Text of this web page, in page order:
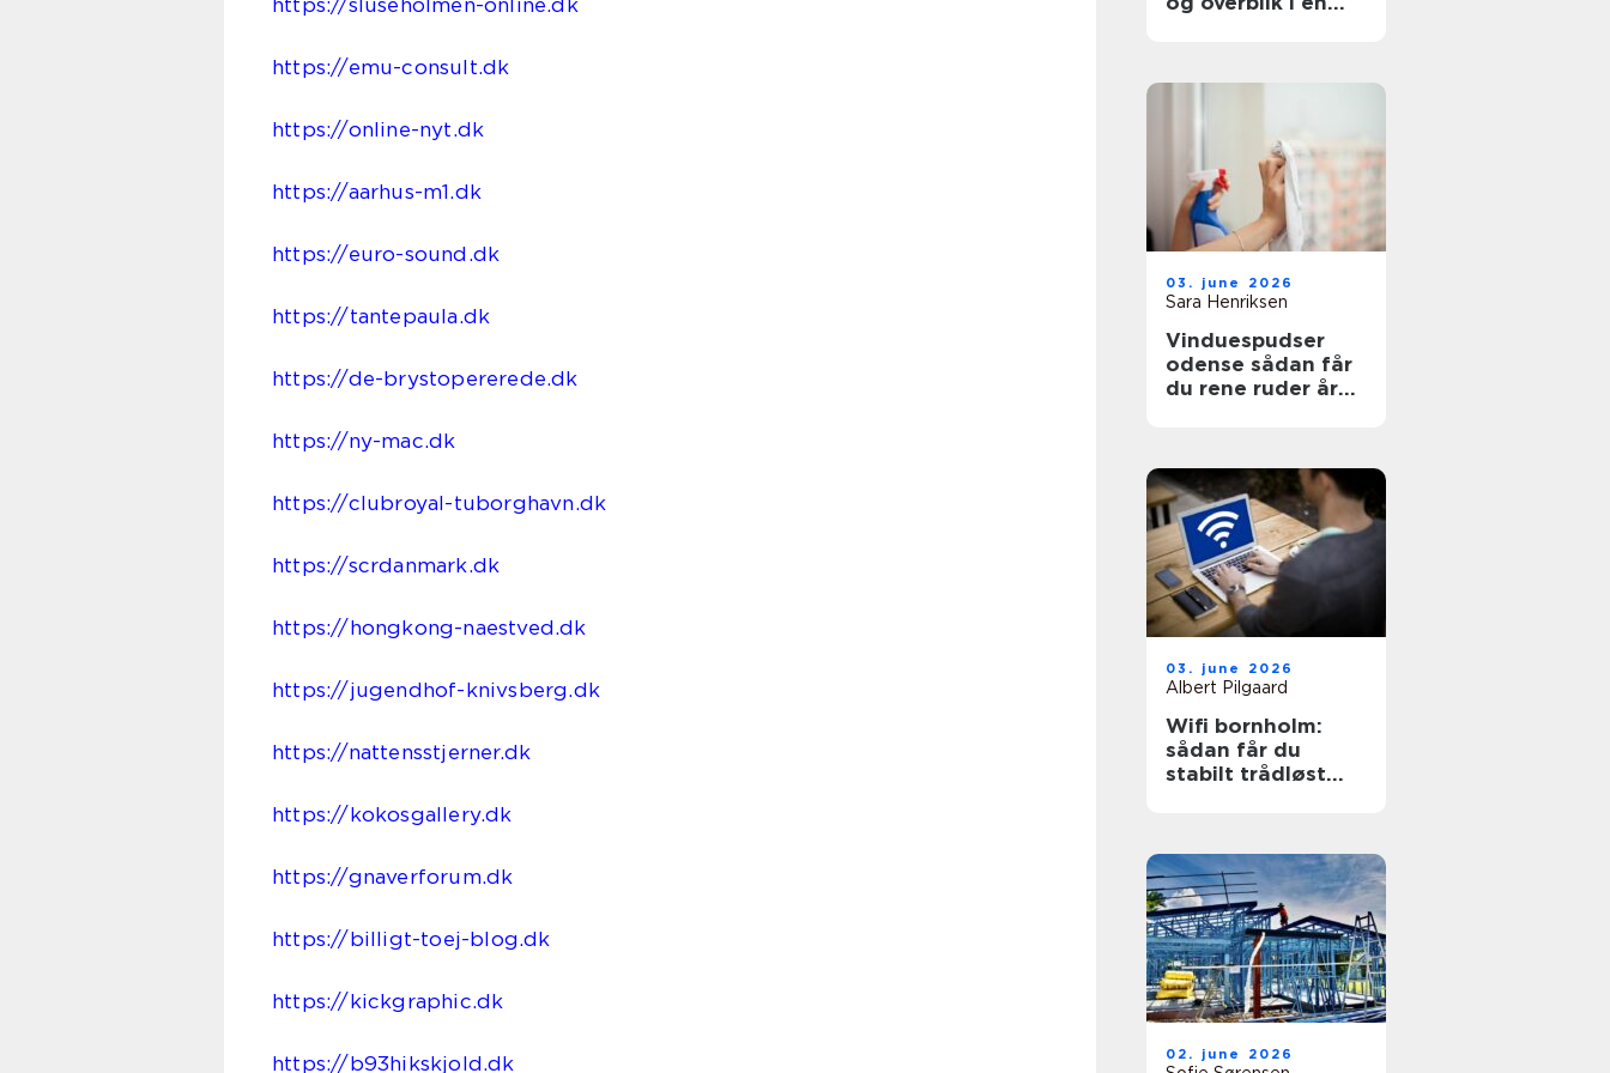
https://emu-consult.dk
https://online-nyt.dk
https://aarhus-m1.dk
https://euro-sound.dk
https://tantepaula.dk
https://de-brystopererede.dk
https://ny-mac.dk
https://clubroyal-tuborghavn.dk
https://scrdanmark.dk
https://hongkong-naestved.dk
https://jugendhof-knivsberg.dk
https://nattensstjerner.dk
https://kokosgallery.dk
https://gnaverforum.dk
https://billigt-toej-blog.dk
https://kickgraphic.dk
https://b93hikskjold.dk
03. june 2026
Sara Henriksen
Vinduespudser
odense sådan får
du rene ruder året
03. june 2026
Albert Pilgaard
Wifi bornholm:
sådan får du
stabilt trådløst
02. june 2026